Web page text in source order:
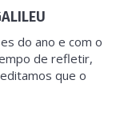
do ano e com o
de refletir,
que o